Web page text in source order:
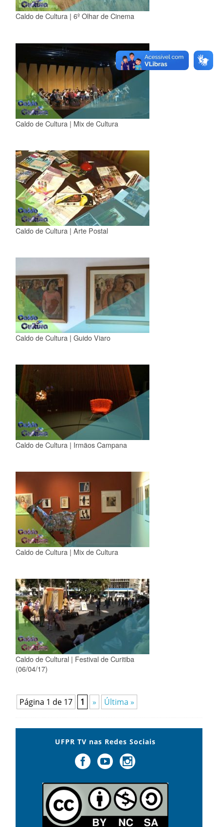
Caldo de Cultura | 6º Olhar de Cinema
Caldo de Cultura | Mix de Cultura
Caldo de Cultura | Arte Postal
Caldo de Cultura | Guido Viaro
Caldo de Cultura | Irmãos Campana
Caldo de Cultura | Mix de Cultura
Caldo de Cultural | Festival de Curitiba
(06/04/17)
Página 1 de 17 1 » Última »
UFPR TV nas Redes Sociais